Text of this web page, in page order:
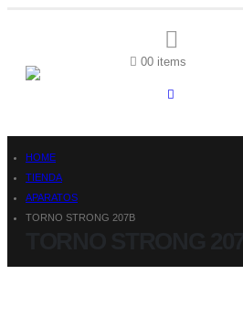
00 items
HOME
TIENDA
APARATOS
TORNO STRONG 207B